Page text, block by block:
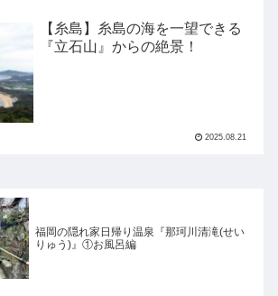
【糸島】糸島の海を一望できる
『立石山』からの絶景！
2025.08.21
福岡の隠れ家日帰り温泉『那珂川清滝(せい
りゅう)』①お風呂編